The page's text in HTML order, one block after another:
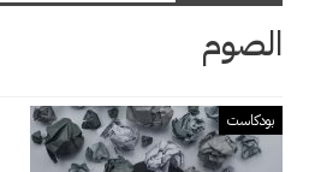
الصوم
بودكاست